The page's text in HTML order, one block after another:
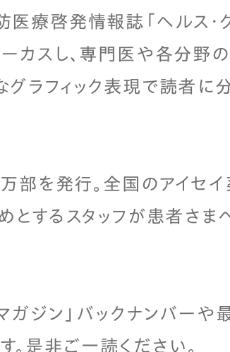
療啓発情報誌「ヘルス・グ
ーカスし、専門医や各分野
ラフィック表現で読者に
部を発行。全国のアイセ
とするスタッフが患者さま
マガジン」バックナンバーや
。是非ご一読ください。